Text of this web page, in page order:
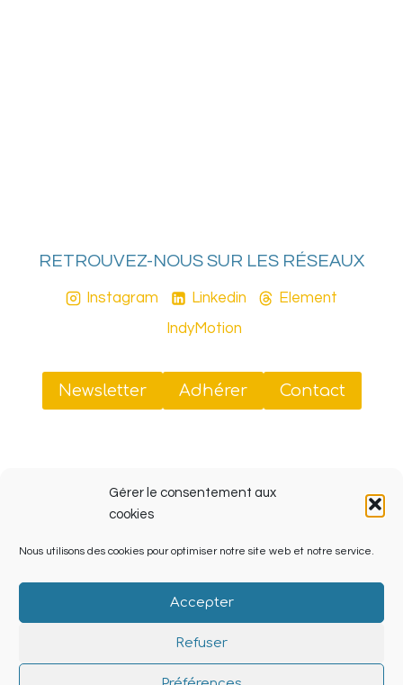
Gérer le consentement aux
cookies
Nous utilisons des cookies pour optimiser notre site web et notre service.
Accepter
Refuser
RETROUVEZ-NOUS SUR LES RÉSEAUX
Instagram Linkedin
Element
IndyMotion
Newsletter Adhérer Contact
Sud Tiers-Lieux
41 rue Jobin, 13003 Marseille (ZINC, Friche La Belle